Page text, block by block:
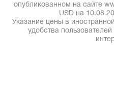
опубликованном на сайте
USD на
Указание цены в
удобства